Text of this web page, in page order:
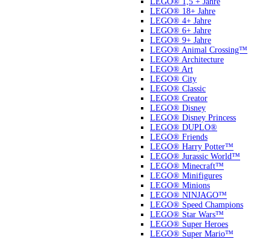
LEGO® 18+ Jahre
LEGO® 4+ Jahre
LEGO® 6+ Jahre
LEGO® 9+ Jahre
LEGO® Animal Crossing™
LEGO® Architecture
LEGO® Art
LEGO® City
LEGO® Classic
LEGO® Creator
LEGO® Disney
LEGO® Disney Princess
LEGO® DUPLO®
LEGO® Friends
LEGO® Harry Potter™
LEGO® Jurassic World™
LEGO® Minecraft™
LEGO® Minifigures
LEGO® Minions
LEGO® NINJAGO™
LEGO® Speed Champions
LEGO® Star Wars™
LEGO® Super Heroes
LEGO® Super Mario™